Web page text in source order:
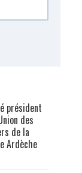
président
des
de la
Ardèche